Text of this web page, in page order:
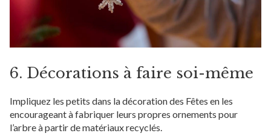
6. Décorations à faire soi-même
Impliquez les petits dans la décoration des Fêtes en les
encourageant à fabriquer leurs propres ornements pour
l’arbre à partir de matériaux recyclés.